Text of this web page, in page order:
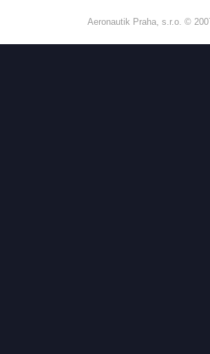
Aeronautik Praha, s.r.o. ©